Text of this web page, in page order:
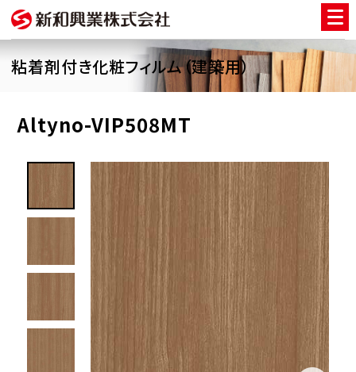
粘着剤付き化粧フィルム（建築用）
Altyno-VIP508MT